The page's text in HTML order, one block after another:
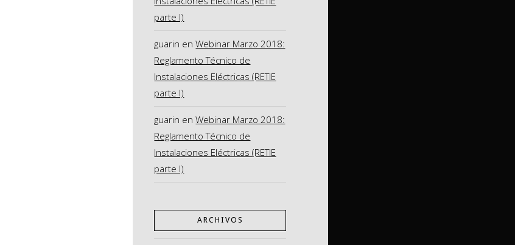
parte I)
guarin enWebinar Marzo 2018:
Reglamento Técnico de
Instalaciones Eléctricas (RETIE
parte I)
guarin enWebinar Marzo 2018:
Reglamento Técnico de
Instalaciones Eléctricas (RETIE
parte I)
ARCHIVOS